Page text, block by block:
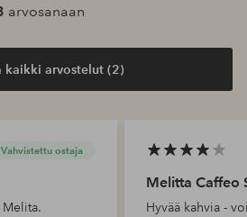
arvosanaan
kaikki arvostelut (2)
Vahvistettu ostaja
Melita.
Melitta Caffeo
Hyvää kahvia -